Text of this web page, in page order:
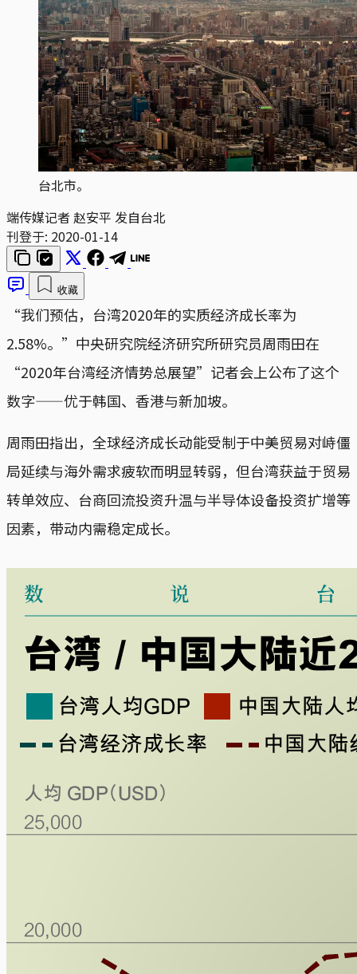
台北市。
端传媒记者 赵安平 发自台北
刊登于: 2020-01-14
收藏
“我们预估，台湾2020年的实质经济成长率为
2.58%。”中央研究院经济研究所研究员周雨田在
“2020年台湾经济情势总展望”记者会上公布了这个
数字——优于韩国、香港与新加坡。
周雨田指出，全球经济成长动能受制于中美贸易对峙僵
局延续与海外需求疲软而明显转弱，但台湾获益于贸易
转单效应、台商回流投资升温与半导体设备投资扩增等
因素，带动内需稳定成长。